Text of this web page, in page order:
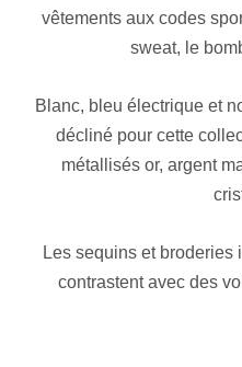
vêtements aux codes
sweat, le
Blanc, bleu électrique et
décliné pour cette
métallisés or, argent
Les sequins et
contrastent avec des